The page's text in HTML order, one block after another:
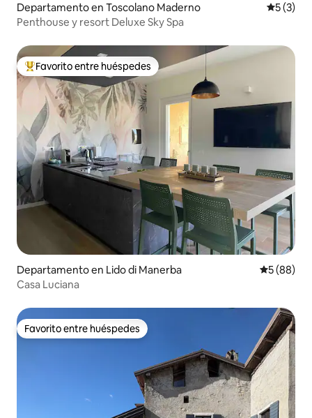
Departamento en Toscolano Maderno
5 (3)
Penthouse y resort Deluxe Sky Spa
De los mejores en Favorito entre huéspedes
Favorito entre huéspedes
Departamento en Lido di Manerba
5 (88)
Casa Luciana
Favorito entre huéspedes
Favorito entre huéspedes